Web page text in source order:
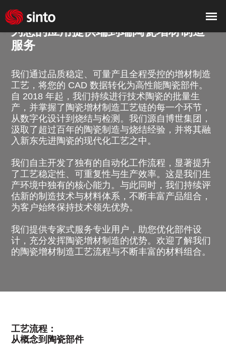
为您的应用提供端到端陶瓷增材制造
服务
我们通过品质稳定、可量产且全程受控的增材制造
工艺，将您的 CAD 数据转化为高性能陶瓷部件。
自 2018 年起，我们持续进行技术陶瓷的批量生
产，并掌握了陶瓷增材制造工艺链的每一个环节，
从数字化设计到烧结与检测。我们源自博世集团，
汲取了超过百年的陶瓷制造与烧结经验，并将其融
入新东先进陶瓷的现代化工艺之中。
我们自主开发了独有的自动化工作流程，显著提升
了工艺稳定性、可重复性与生产效率。这是我们生
产环境中独有的核心能力。与此同时，我们持续评
估新的制造技术与材料体系，不断丰富产品组合，
为客户始终保持技术领先优势。
我们提供专家式服务专业用户，助您优化部件设
计，充分发挥陶瓷增材制造的优势。欢迎了解我们
的陶瓷增材制造工艺流程与不断丰富的材料组合。
工艺流程：
从概念到陶瓷部件